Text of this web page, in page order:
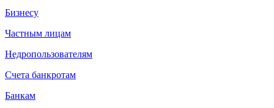
Бизнесу
Частным лицам
Недропользователям
Счета банкротам
Банкам